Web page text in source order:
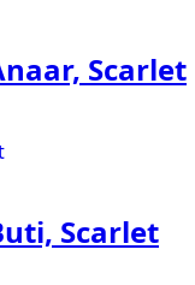
Scarlet
Scarlet